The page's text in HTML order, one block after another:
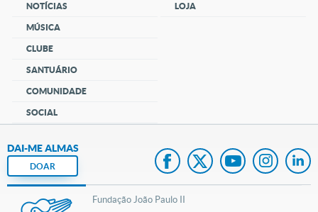
NOTÍCIAS
MÚSICA
CLUBE
SANTUÁRIO
COMUNIDADE
SOCIAL
LOJA
DAI-ME ALMAS
DOAR
Fundação João Paulo II